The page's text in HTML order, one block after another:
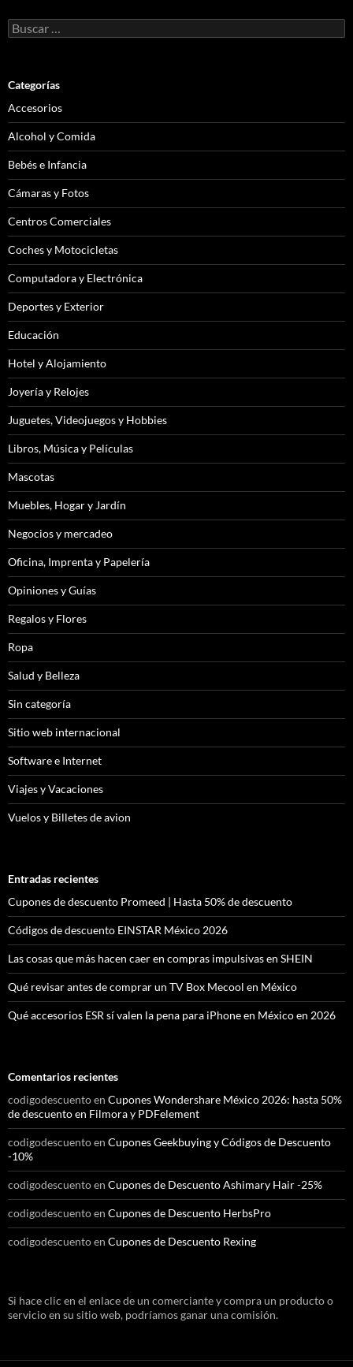
Buscar:
Categorías
Accesorios
Alcohol y Comida
Bebés e Infancia
Cámaras y Fotos
Centros Comerciales
Coches y Motocicletas
Computadora y Electrónica
Deportes y Exterior
Educación
Hotel y Alojamiento
Joyería y Relojes
Juguetes, Videojuegos y Hobbies
Libros, Música y Películas
Mascotas
Muebles, Hogar y Jardín
Negocios y mercadeo
Oficina, Imprenta y Papelería
Opiniones y Guías
Regalos y Flores
Ropa
Salud y Belleza
Sin categoría
Sitio web internacional
Software e Internet
Viajes y Vacaciones
Vuelos y Billetes de avion
Entradas recientes
Cupones de descuento Promeed | Hasta 50% de descuento
Códigos de descuento EINSTAR México 2026
Las cosas que más hacen caer en compras impulsivas en SHEIN
Qué revisar antes de comprar un TV Box Mecool en México
Qué accesorios ESR sí valen la pena para iPhone en México en 2026
Comentarios recientes
codigodescuentoen Cupones Wondershare México 2026: hasta 50%
de descuento en Filmora y PDFelement
codigodescuentoen Cupones Geekbuying y Códigos de Descuento
-10%
codigodescuentoen Cupones de Descuento Ashimary Hair -25%
codigodescuentoen Cupones de Descuento HerbsPro
codigodescuentoen Cupones de Descuento Rexing
Si hace clic en el enlace de un comerciante y compra un producto o
servicio en su sitio web, podríamos ganar una comisión.